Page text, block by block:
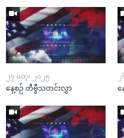
၂၇ မတ္၊ ၂၀၂၅
နေ့စဉ် တီဗွီသတင်းလွှာ